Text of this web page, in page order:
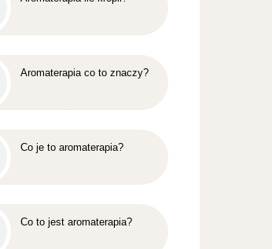
Aromaterapia co to znaczy?
Co je to aromaterapia?
Co to jest aromaterapia?